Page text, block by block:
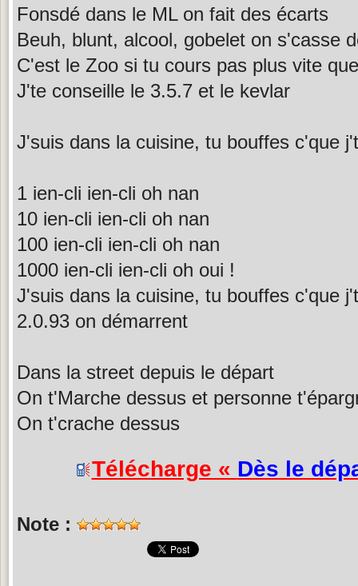
Fonsdé dans le ML on fait des écarts
Beuh, blunt, alcool, gobelet on s'casse
C'est le Zoo si tu cours pas plus vite
J'te conseille le 3.5.7 et le kevlar
J'suis dans la cuisine, tu bouffes c'que
1 ien-cli ien-cli oh nan
10 ien-cli ien-cli oh nan
100 ien-cli ien-cli oh nan
1000 ien-cli ien-cli oh oui !
J'suis dans la cuisine, tu bouffes c'que
2.0.93 on démarrent
Dans la street depuis le départ
On t'Marche dessus et personne
On t'crache dessus
Télécharge « Dès le
Note :